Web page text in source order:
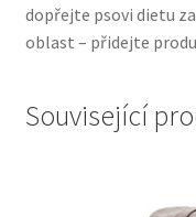
dopřejte psovi dietu
oblast – přidejte
Související